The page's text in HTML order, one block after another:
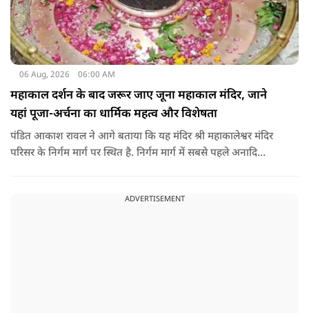
06 Aug, 2026 06:00 AM
महाकाल दर्शन के बाद जरूर जाए जूना महाकाल मंदिर, जाने
यहां पूजा-अर्चना का धार्मिक महत्व और विशेषता
पंडित आकाश रावल ने आगे बताया कि यह मंदिर श्री महाकालेश्वर मंदिर
परिसर के निर्गम मार्ग पर स्थित है. निर्गम मार्ग में सबसे पहले अनादि
ADVERTISEMENT